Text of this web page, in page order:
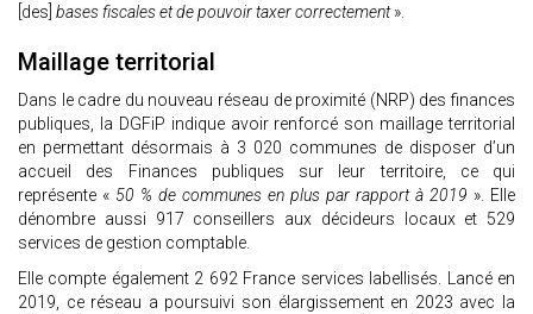
[des] bases fiscales et de pouvoir taxer correctement».
Maillage territorial
Dans le cadre du nouveau réseau de proximité (NRP) des finances
publiques, la DGFiP indique avoir renforcé son maillage territorial
en permettant désormais à 3 020 communes de disposer d’un
accueil des Finances publiques sur leur territoire, ce qui
représente « 50 % de communes en plus par rapport à 2019 ». Elle
dénombre aussi 917 conseillers aux décideurs locaux et 529
services de gestion comptable.
Elle compte également 2 692 France services labellisés. Lancé en
2019, ce réseau a poursuivi son élargissement en 2023 avec la